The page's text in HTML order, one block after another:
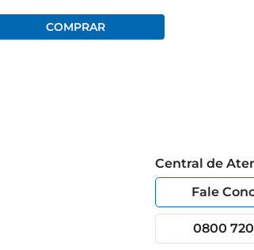
Central de
Fale
0800 720